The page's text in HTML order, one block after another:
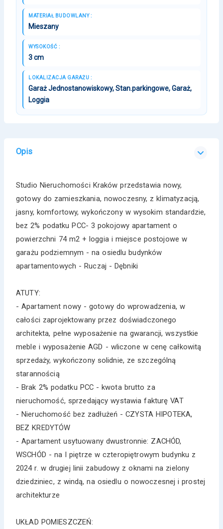
MATERIAŁ BUDOWLANY :
Mieszany
WYSOKOŚĆ :
3 cm
LOKALIZACJA GARAŻU :
Garaż Jednostanowiskowy, Stan.parkingowe, Garaż,
Loggia
Opis
Studio Nieruchomości Kraków przedstawia nowy,
gotowy do zamieszkania, nowoczesny, z klimatyzacją,
jasny, komfortowy, wykończony w wysokim standardzie,
bez 2% podatku PCC- 3 pokojowy apartament o
powierzchni 74 m2 + loggia i miejsce postojowe w
garażu podziemnym - na osiedlu budynków
apartamentowych - Ruczaj - Dębniki
ATUTY:
- Apartament nowy - gotowy do wprowadzenia, w
całości zaprojektowany przez doświadczonego
architekta, pełne wyposażenie na gwarancji, wszystkie
meble i wyposażenie AGD - wliczone w cenę całkowitą
sprzedaży, wykończony solidnie, ze szczególną
starannością
- Brak 2% podatku PCC - kwota brutto za
nieruchomość, sprzedający wystawia fakturę VAT
- Nieruchomość bez zadłużeń - CZYSTA HIPOTEKA,
BEZ KREDYTÓW
- Apartament usytuowany dwustronnie: ZACHÓD,
WSCHÓD - na I piętrze w czteropiętrowym budynku z
2024 r. w drugiej linii zabudowy z oknami na zielony
dziedziniec, z windą, na osiedlu o nowoczesnej i prostej
architekturze
UKŁAD POMIESZCZEŃ: